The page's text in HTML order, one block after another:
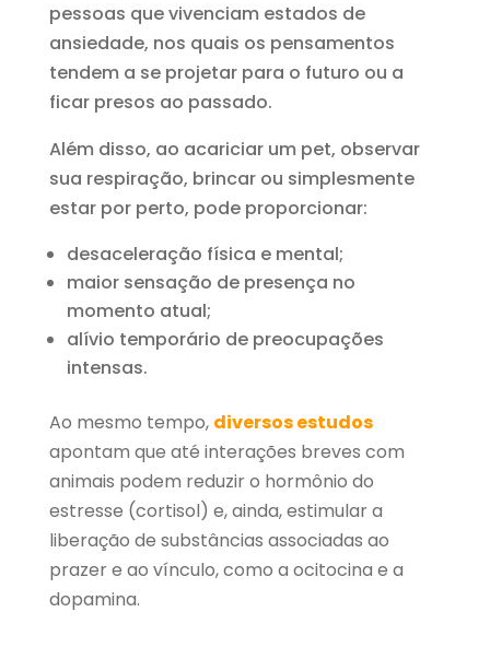
pessoas que vivenciam estados de
ansiedade, nos quais os pensamentos
tendem a se projetar para o futuro ou a
ficar presos ao passado.
Além disso, ao acariciar um pet, observar
sua respiração, brincar ou simplesmente
estar por perto, pode proporcionar:
desaceleração física e mental;
maior sensação de presença no
momento atual;
alívio temporário de preocupações
intensas.
Ao mesmo tempo, diversos estudos
apontam que até interações breves com
animais podem reduzir o hormônio do
estresse (cortisol) e, ainda, estimular a
liberação de substâncias associadas ao
prazer e ao vínculo, como a ocitocina e a
dopamina.